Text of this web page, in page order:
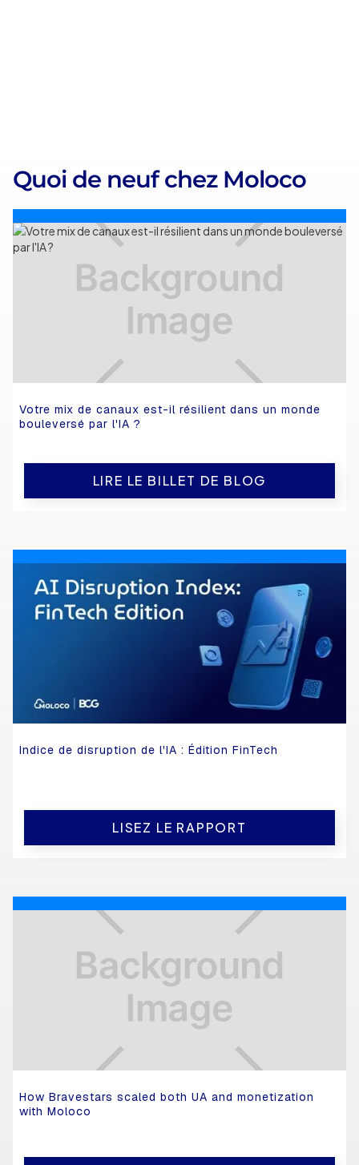
Quoi de neuf chez Moloco
Votre mix de canaux est-il résilient dans un monde
bouleversé par l'IA ?
LIRE LE BILLET DE BLOG
Indice de disruption de l'IA : Édition FinTech
LISEZ LE RAPPORT
How Bravestars scaled both UA and monetization
with Moloco